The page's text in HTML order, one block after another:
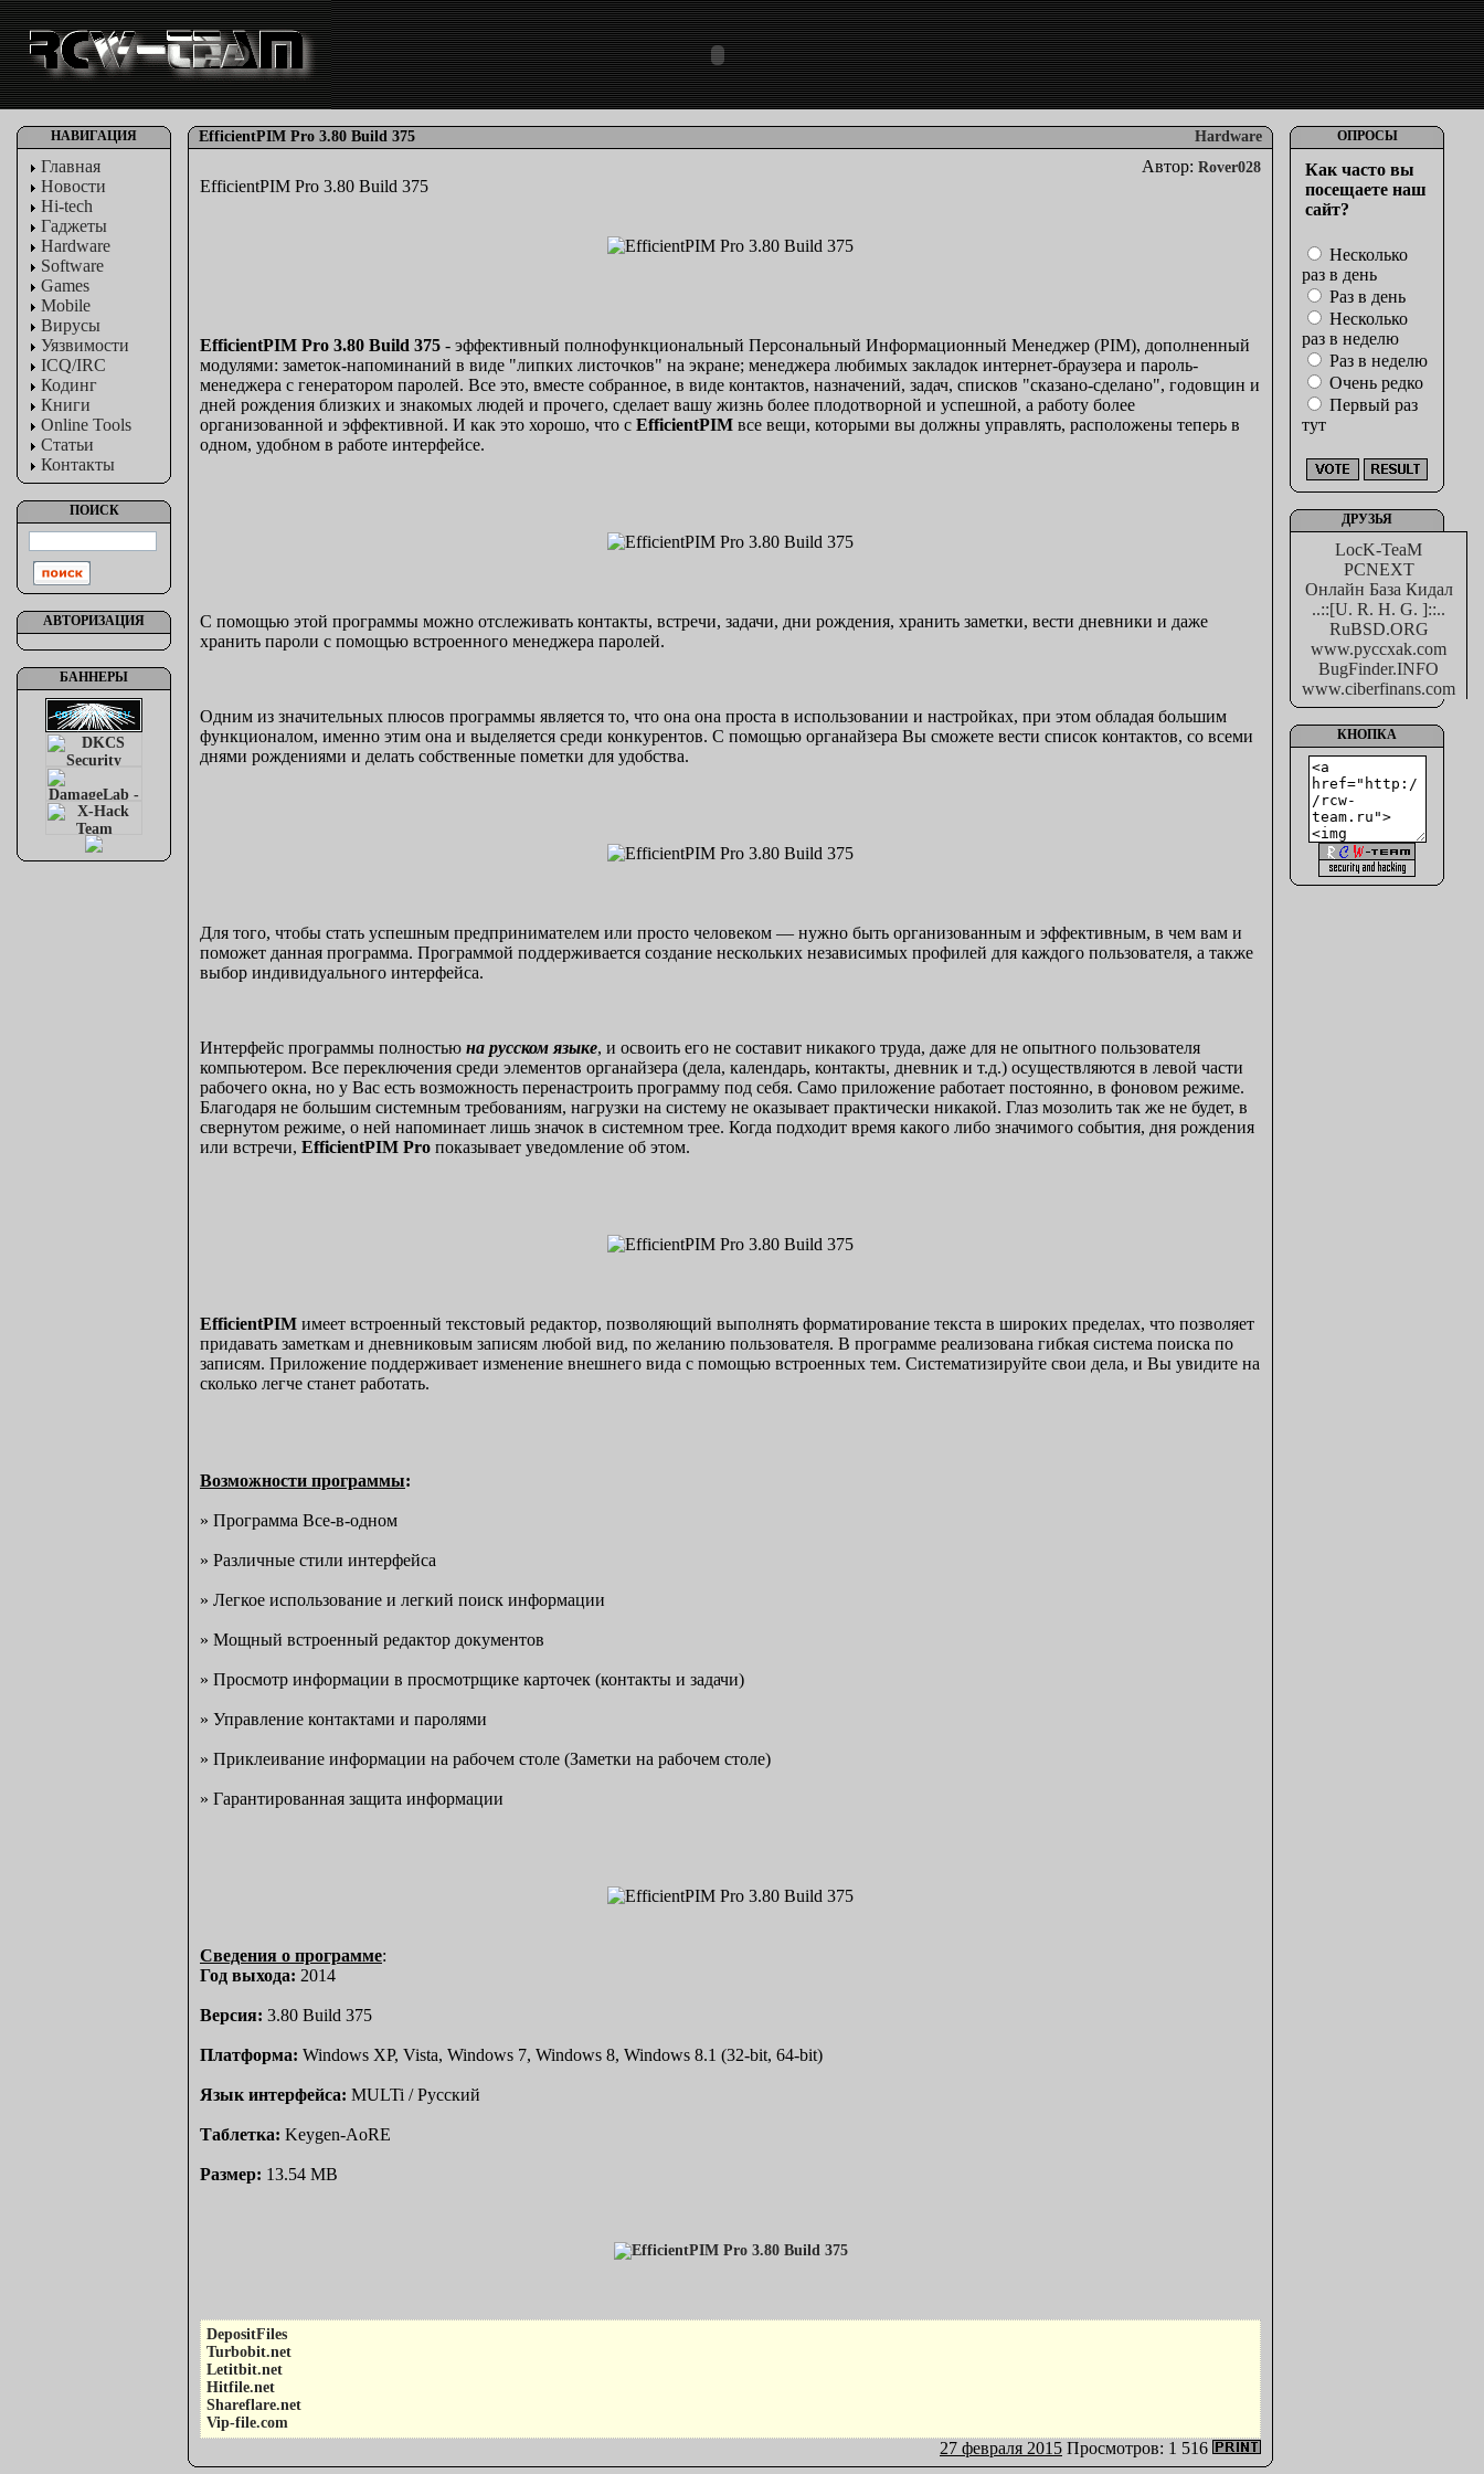
НАВИГАЦИЯ
Главная
Новости
Hi-tech
Гаджеты
Hardware
Software
Games
Mobile
Вирусы
Уязвимости
ICQ/IRC
Кодинг
Книги
Online Tools
Статьи
Контакты
ПОИСК
АВТОРИЗАЦИЯ
БАННЕРЫ
EfficientPIM Pro 3.80 Build 375 Hardware
Автор: Rover028
EfficientPIM Pro 3.80 Build 375
EfficientPIM Pro 3.80 Build 375 - эффективный полнофункциональный Персональный Информационный Менеджер (PIM), дополненный
модулями: заметок-напоминаний в виде "липких листочков" на экране; менеджера любимых закладок интернет-браузера и пароль-
менеджера с генератором паролей. Все это, вместе собранное, в виде контактов, назначений, задач, списков "сказано-сделано", годовщин и
дней рождения близких и знакомых людей и прочего, сделает вашу жизнь более плодотворной и успешной, а работу более
организованной и эффективной. И как это хорошо, что с EfficientPIM все вещи, которыми вы должны управлять, расположены теперь в
одном, удобном в работе интерфейсе.
С помощью этой программы можно отслеживать контакты, встречи, задачи, дни рождения, хранить заметки, вести дневники и даже
хранить пароли с помощью встроенного менеджера паролей.
Одним из значительных плюсов программы является то, что она она проста в использовании и настройках, при этом обладая большим
функционалом, именно этим она и выделяется среди конкурентов. С помощью органайзера Вы сможете вести список контактов, со всеми
днями рождениями и делать собственные пометки для удобства.
Для того, чтобы стать успешным предпринимателем или просто человеком — нужно быть организованным и эффективным, в чем вам и
поможет данная программа. Программой поддерживается создание нескольких независимых профилей для каждого пользователя, а также
выбор индивидуального интерфейса.
Интерфейс программы полностью на русском языке, и освоить его не составит никакого труда, даже для не опытного пользователя
компьютером. Все переключения среди элементов органайзера (дела, календарь, контакты, дневник и т.д.) осуществляются в левой части
рабочего окна, но у Вас есть возможность перенастроить программу под себя. Само приложение работает постоянно, в фоновом режиме.
Благодаря не большим системным требованиям, нагрузки на систему не оказывает практически никакой. Глаз мозолить так же не будет, в
свернутом режиме, о ней напоминает лишь значок в системном трее. Когда подходит время какого либо значимого события, дня рождения
или встречи, EfficientPIM Pro показывает уведомление об этом.
EfficientPIM имеет встроенный текстовый редактор, позволяющий выполнять форматирование текста в широких пределах, что позволяет
придавать заметкам и дневниковым записям любой вид, по желанию пользователя. В программе реализована гибкая система поиска по
записям. Приложение поддерживает изменение внешнего вида с помощью встроенных тем. Систематизируйте свои дела, и Вы увидите на
сколько легче станет работать.
Возможности программы:
» Программа Все-в-одном
» Различные стили интерфейса
» Легкое использование и легкий поиск информации
» Мощный встроенный редактор документов
» Просмотр информации в просмотрщике карточек (контакты и задачи)
» Управление контактами и паролями
» Приклеивание информации на рабочем столе (Заметки на рабочем столе)
» Гарантированная защита информации
Сведения о программе:
Год выхода: 2014
Версия: 3.80 Build 375
Платформа: Windows XP, Vista, Windows 7, Windows 8, Windows 8.1 (32-bit, 64-bit)
Язык интерфейса: MULTi / Русский
Таблетка: Keygen-AoRE
Размер: 13.54 MB
DepositFiles
Turbobit.net
Letitbit.net
Hitfile.net
Shareflare.net
Vip-file.com
27 февраля 2015 Просмотров: 1 516
ОПРОСЫ
Как часто вы
посещаете наш
сайт?
Несколько
раз в день
Раз в день
Несколько
раз в неделю
Раз в неделю
Очень редко
Первый раз
тут
ДРУЗЬЯ
LocK-TeaM
PCNEXT
Онлайн База Кидал
..::[U. R. H. G. ]::..
RuBSD.ORG
www.pyccxak.com
BugFinder.INFO
www.ciberfinans.com
КНОПКА